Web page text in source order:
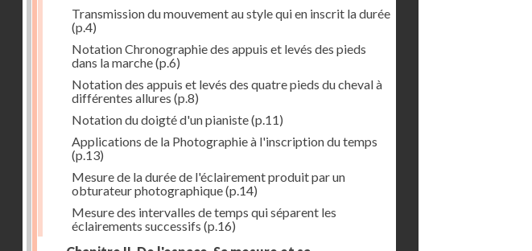
Transmission du mouvement au style qui en inscrit la durée
(p.4)
Notation Chronographie des appuis et levés des pieds
dans la marche(p.6)
Notation des appuis et levés des quatre pieds du cheval à
différentes allures (p.8)
Notation du doigté d'un pianiste(p.11)
Applications de la Photographie à l'inscription du temps
(p.13)
Mesure de la durée de l'éclairement produit par un
obturateur photographique(p.14)
Mesure des intervalles de temps qui séparent les
éclairements successifs (p.16)